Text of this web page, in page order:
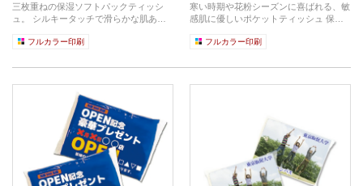
三枚重ねの保湿ソフトパックティッシ
ュ。 シルキータッチで滑らかな肌あた
フルカラー印刷
寒い時期や花粉シーズンに喜ばれる、敏
感肌に優しいポケットティッシュ 保湿
フルカラー印刷